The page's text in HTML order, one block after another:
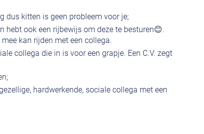
dus kitten is geen probleem voor je;
hebt ook een rijbewijs om deze te besturen😊.
kan rijden met een collega.
collega die in is voor een grapje. Een C.V. zegt
hardwerkende, sociale collega met een